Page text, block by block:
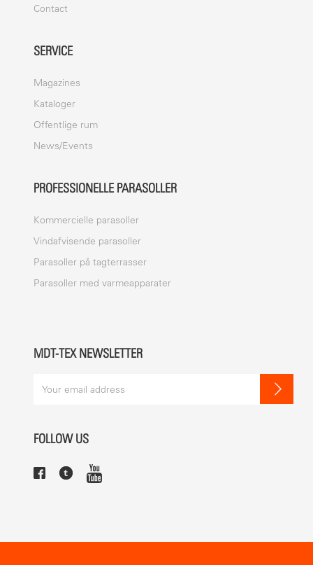
Contact
SERVICE
Magazines
Kataloger
Offentlige rum
News/Events
PROFESSIONELLE PARASOLLER
Kommercielle parasoller
Vindafvisende parasoller
Parasoller på tagterrasser
Parasoller med varmeapparater
MDT-TEX NEWSLETTER
FOLLOW US